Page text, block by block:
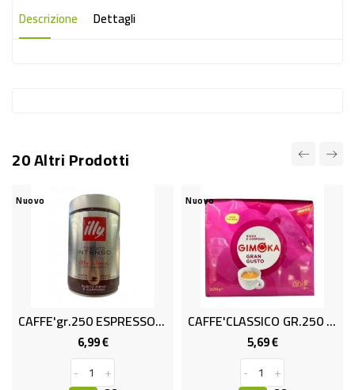
-
STOVIGLIE
DEODORANTI
DETERSIVI
TESSUTI
DETERGENTI
ACCESSORI
Descrizione Dettagli
20 Altri Prodotti
Nuovo
CAFFE'gr.250 ESPRESSO ILLY
6,99 €Prezzo
-
+
Nuovo
CAFFE'CLASSICO GR.250 X2 S.N.
5,69 €Prezzo
-
+